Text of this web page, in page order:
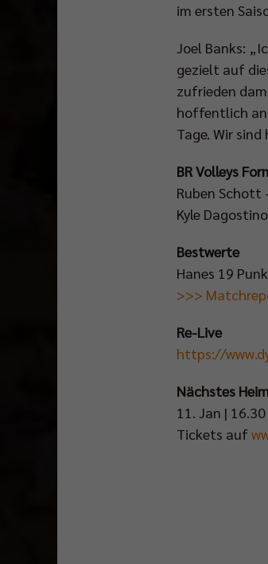
im ersten
Joel Banks:
gezielt auf
zufrieden
hoffentlich an
Tage. Wir
BR Volleys
Ruben Schott
Kyle
Bestwerte
Hanes 19
>>>
Re-Live
https://
Nächstes
11. Jan |
Tickets auf